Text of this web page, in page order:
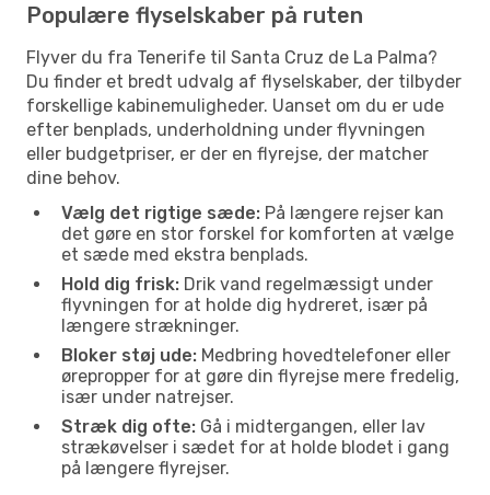
Populære flyselskaber på ruten
Flyver du fra Tenerife til Santa Cruz de La Palma?
Du finder et bredt udvalg af flyselskaber, der tilbyder
forskellige kabinemuligheder. Uanset om du er ude
efter benplads, underholdning under flyvningen
eller budgetpriser, er der en flyrejse, der matcher
dine behov.
Vælg det rigtige sæde: På længere rejser kan
det gøre en stor forskel for komforten at vælge
et sæde med ekstra benplads.
Hold dig frisk: Drik vand regelmæssigt under
flyvningen for at holde dig hydreret, især på
længere strækninger.
Bloker støj ude: Medbring hovedtelefoner eller
ørepropper for at gøre din flyrejse mere fredelig,
især under natrejser.
Stræk dig ofte: Gå i midtergangen, eller lav
strækøvelser i sædet for at holde blodet i gang
på længere flyrejser.